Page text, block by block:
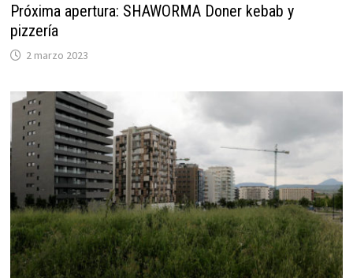
Próxima apertura: SHAWORMA Doner kebab y
pizzería
2 marzo 2023